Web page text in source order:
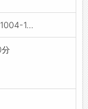
1...